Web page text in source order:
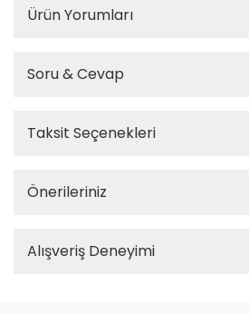
Ürün Yorumları
Soru & Cevap
Taksit Seçenekleri
Önerileriniz
Alışveriş Deneyimi